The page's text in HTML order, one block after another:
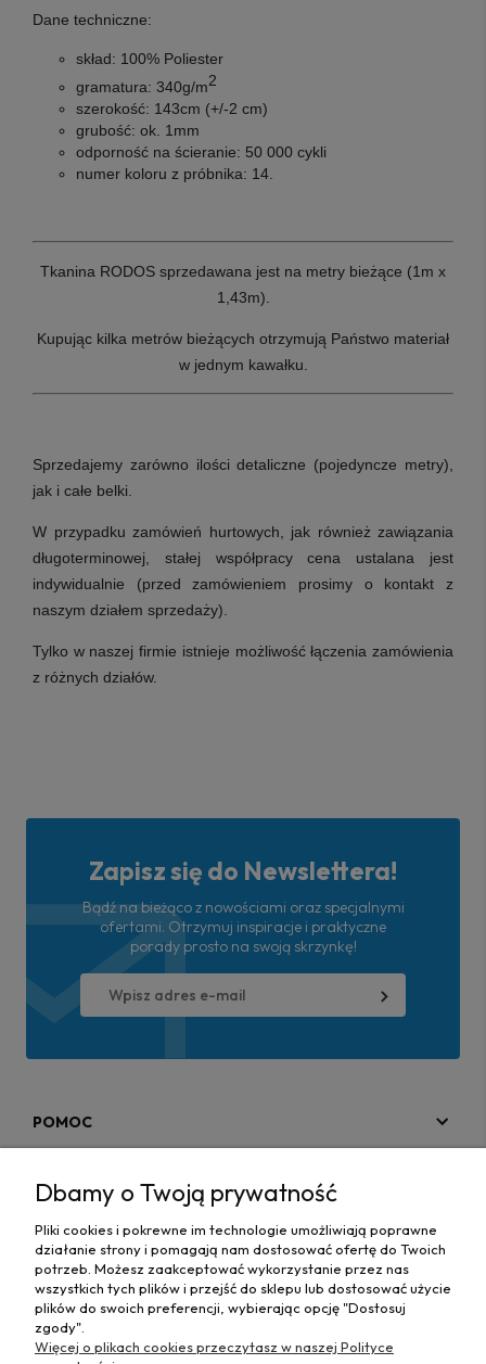
Dane techniczne:
skład: 100% Poliester
gramatura: 340g/m2
szerokość: 143cm (+/-2 cm)
grubość: ok. 1mm
odporność na ścieranie: 50 000 cykli
numer koloru z próbnika: 14.
Tkanina RODOS sprzedawana jest na metry bieżące (1m x
1,43m).
Kupując kilka metrów bieżących otrzymują Państwo materiał
w jednym kawałku.
Sprzedajemy zarówno ilości detaliczne (pojedyncze metry),
jak i całe belki.
W przypadku zamówień hurtowych, jak również zawiązania
długoterminowej, stałej współpracy cena ustalana jest
indywidualnie (przed zamówieniem prosimy o kontakt z
naszym działem sprzedaży).
Tylko w naszej firmie istnieje możliwość łączenia zamówienia
z różnych działów.
Zapisz się do Newslettera!
Bądź na bieżąco z nowościami oraz specjalnymi
ofertami. Otrzymuj inspiracje i praktyczne
porady prosto na swoją skrzynkę!
POMOC
MAPA STRONY
INFORMACJE
Dbamy o Twoją prywatność
Pliki cookies i pokrewne im technologie umożliwiają poprawne
działanie strony i pomagają nam dostosować ofertę do Twoich
potrzeb. Możesz zaakceptować wykorzystanie przez nas
wszystkich tych plików i przejść do sklepu lub dostosować użycie
plików do swoich preferencji, wybierając opcję "Dostosuj
zgody".
Więcej o plikach cookies przeczytasz w naszej Polityce